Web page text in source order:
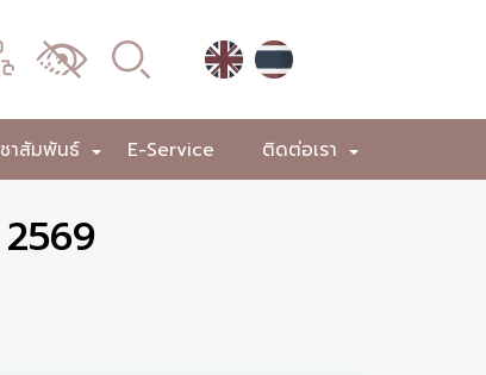
เมนู
เปลี่ยน
ผล
+
ชาสัมพันธ์ E-Service +
ติดต่อเรา